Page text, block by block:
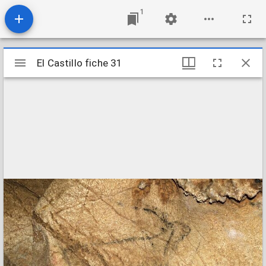
1
Visualiseur
Mirador
El Castillo fiche 31
El Castillo fiche 31